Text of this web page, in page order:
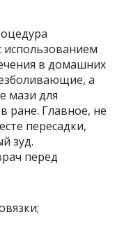
использованием
в домашних
а
мази для
ране. Главное, не
пересадки,
зуд.
перед